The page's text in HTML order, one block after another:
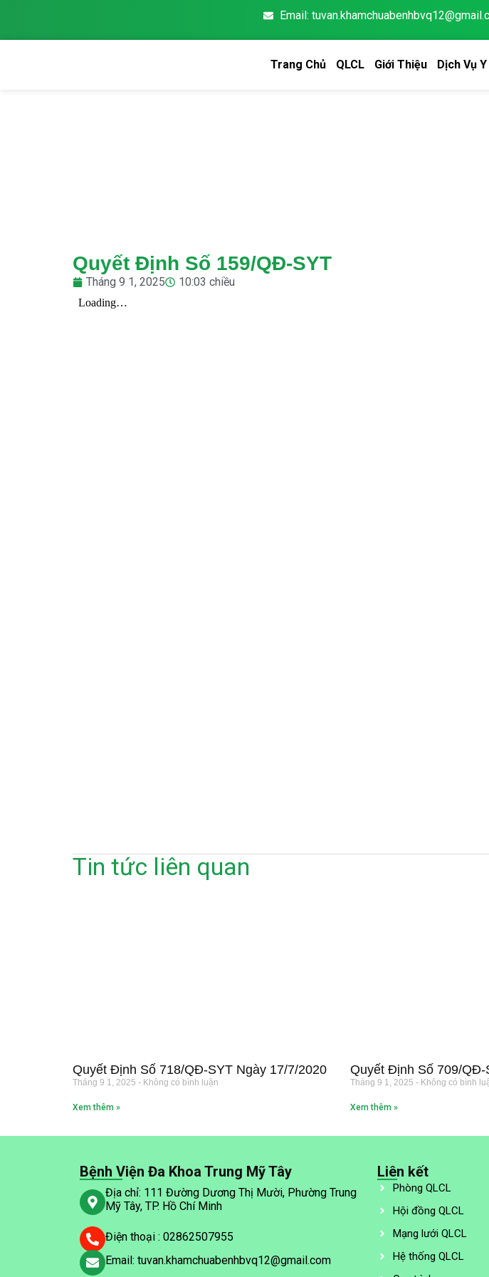
Email:
Trang Chủ QLCL Giới Thiệu Dịch Vụ
Quyết Định Số 159/QĐ-SYT
Tháng 9 1, 2025 10:03 chiều
Tin tức liên quan
Quyết Định Số 718/QĐ-SYT Ngày 17/7/2020
Tháng 9 1, 2025 Không có bình luận
Xem thêm »
Quyết Định Số 709/QĐ-
Tháng 9 1, 2025 Không có bình
Xem thêm »
Bệnh Viện Đa Khoa Trung Mỹ Tây
Địa chỉ: 111 Đường Dương Thị Mười, Phường Trung
Mỹ Tây, TP. Hồ Chí Minh
Điện thoại : 02862507955
Email: tuvan.khamchuabenhbvq12@gmail.com
Liên kết
Phòng QLCL
Hội đồng QLCL
Mạng lưới QLCL
Hệ thống QLCL